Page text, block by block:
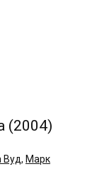
(2004)
Вуд, Марк